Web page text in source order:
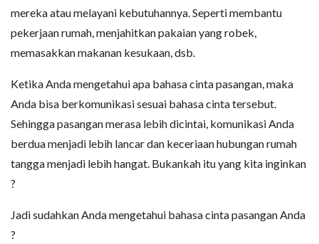
mereka atau melayani kebutuhannya. Seperti membantu
pekerjaan rumah, menjahitkan pakaian yang robek,
memasakkan makanan kesukaan, dsb.
Ketika Anda mengetahui apa bahasa cinta pasangan, maka
Anda bisa berkomunikasi sesuai bahasa cinta tersebut.
Sehingga pasangan merasa lebih dicintai, komunikasi Anda
berdua menjadi lebih lancar dan keceriaan hubungan rumah
tangga menjadi lebih hangat. Bukankah itu yang kita inginkan
?
Jadi sudahkan Anda mengetahui bahasa cinta pasangan Anda
?